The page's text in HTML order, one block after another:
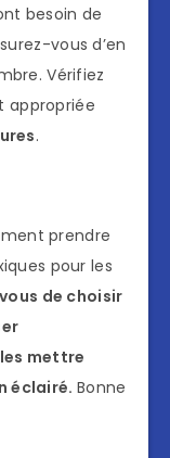
besoin de
vous d’en
Vérifiez
appropriée
.
prendre
pour les
de choisir
mettre
éclairé. Bonne